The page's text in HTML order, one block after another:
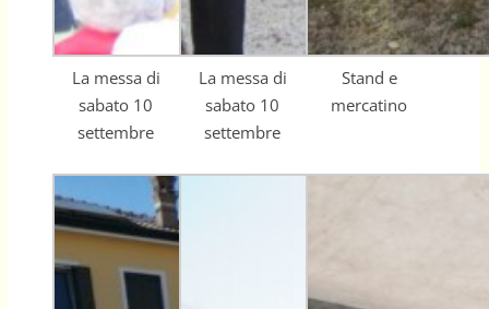
La messa di
sabato 10
settembre
La messa di
sabato 10
settembre
Stand e
mercatino